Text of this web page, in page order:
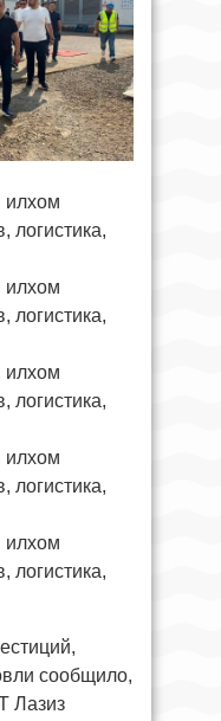
сообщило,
Лазиз